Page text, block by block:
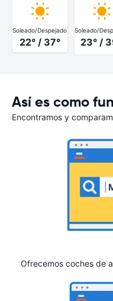
Soleado/Despejado
22° / 37°
Soleado/
23° /
Así es como
Encontramos y
Ofrecemos coches de